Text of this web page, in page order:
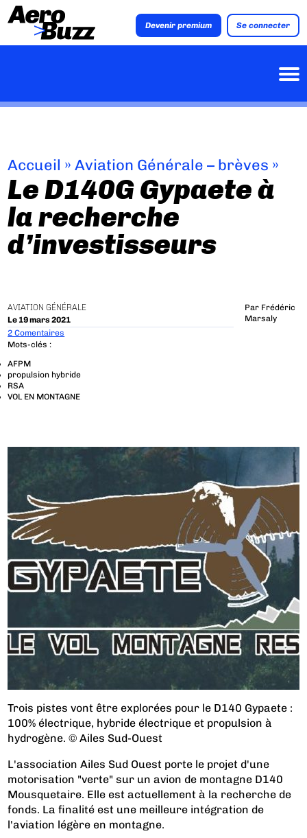
Devenir premium Se connecter
Accueil »Aviation Générale – brèves »
Le D140G Gypaete à
la recherche
d’investisseurs
AVIATION GÉNÉRALE
Le 19 mars 2021
Par Frédéric
Marsaly
2 Comentaires
Mots-clés :
AFPM
propulsion hybride
RSA
VOL EN MONTAGNE
Trois pistes vont être explorées pour le D140 Gypaete :
100% électrique, hybride électrique et propulsion à
hydrogène. © Ailes Sud-Ouest
L'association Ailes Sud Ouest porte le projet d'une
motorisation "verte" sur un avion de montagne D140
Mousquetaire. Elle est actuellement à la recherche de
fonds. La finalité est une meilleure intégration de
l'aviation légère en montagne.